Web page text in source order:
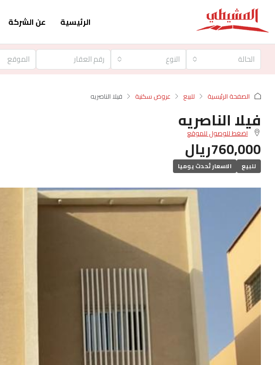
الرئيسية عن الشركة
الحالة النوع
الصفحة الرئيسية للبيع عروض سكنية فيلا الناصريه
فيلا الناصريه
اضغط للوصول للموقع
760,000ريال
للبيع الاسعار تُحدث يوميا